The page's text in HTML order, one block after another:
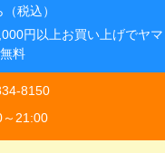
税込）
円以上お買い上げでヤマ
料
8150
21:00